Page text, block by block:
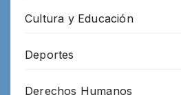
Cultura y Educación
Deportes
Derechos Humanos